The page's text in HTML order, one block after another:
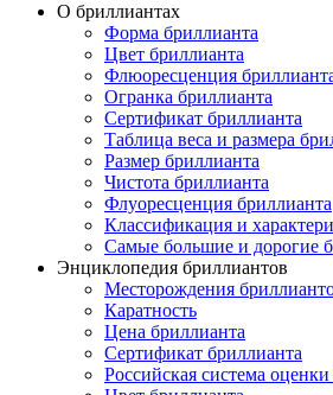
О бриллиантах
Форма бриллианта
Цвет бриллианта
Флюоресценция
Огранка бриллианта
Сертификат бриллианта
Таблица веса и размера
Размер бриллианта
Чистота бриллианта
Флуоресценция бриллианта
Классификация и
Самые большие и дорогие
Энциклопедия бриллиантов
Месторождения
Каратность
Цена бриллианта
Сертификат бриллианта
Российская система